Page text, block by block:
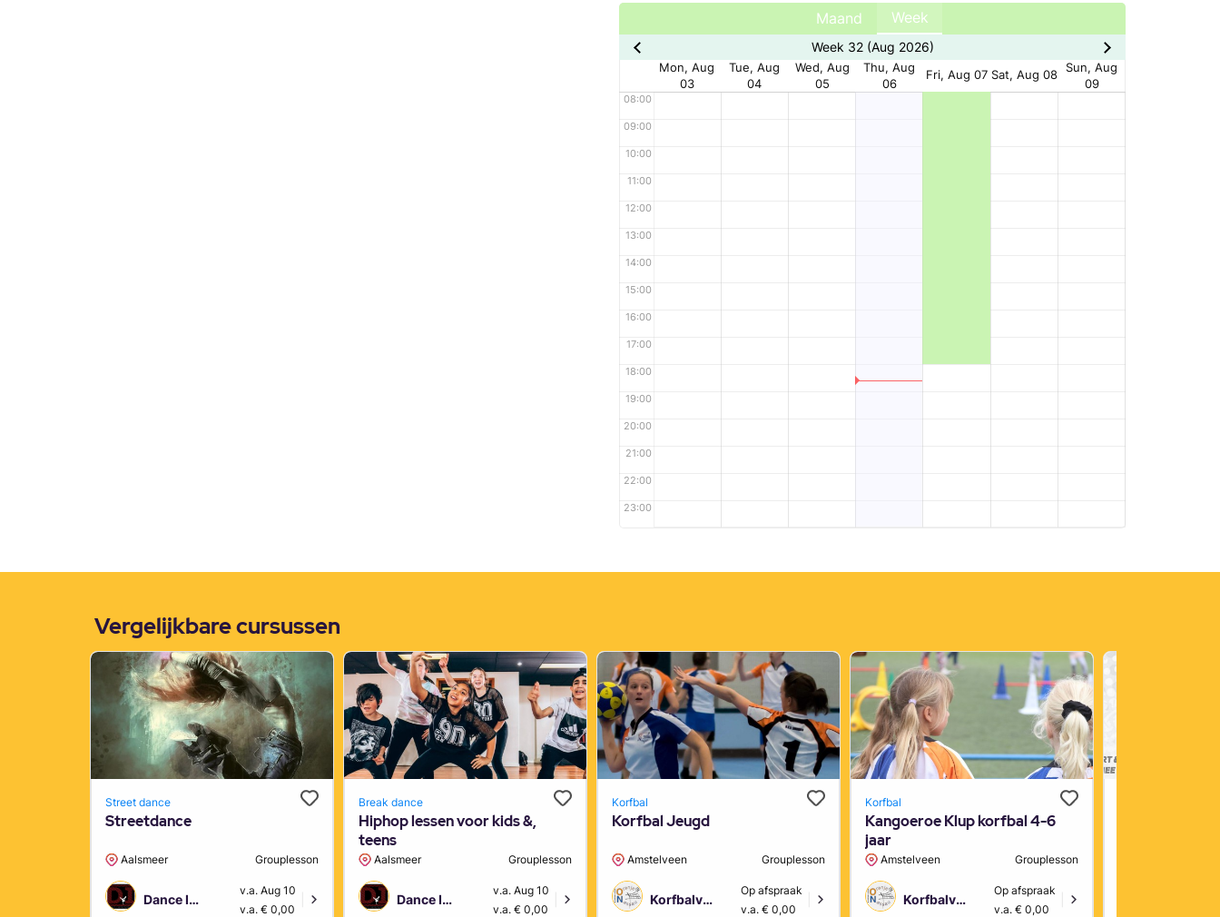
Maand Week
Week 32 (Aug 2026)
Mon, Aug
03
Tue, Aug
04
Wed, Aug
05
Thu, Aug
06
Fri, Aug 07 Sat, Aug 08
Sun, Aug
09
08:00
09:00
10:00
11:00
12:00
13:00
14:00
15:00
16:00
17:00
18:00
19:00
20:00
21:00
22:00
23:00
Vergelijkbare cursussen
Street dance
Streetdance
Aalsmeer Grouplesson
Dance Improvement
v.a. Aug 10
v.a. € 0,00
Break dance
Hiphop lessen voor kids &,
teens
Aalsmeer Grouplesson
Dance Improvement
v.a. Aug 10
v.a. € 0,00
Korfbal
Korfbal Jeugd
Amstelveen Grouplesson
Korfbalvereniging Oranje Nassau Amstelveen
Op afspraak
v.a. € 0,00
Korfbal
Kangoeroe Klup korfbal 4-6
jaar
Amstelveen Grouplesson
Korfbalvereniging Oranje Nassau Amstelveen
Op afspraak
v.a. € 0,00